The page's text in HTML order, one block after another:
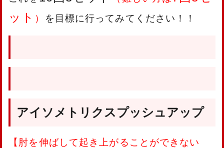
ット ） を目標に行ってみてください！！
アイソメトリクスプッシュアップ
【肘を伸ばして起き上がることができない